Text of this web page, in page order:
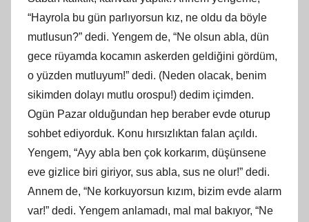
“Hayrola bu gün parlıyorsun kız, ne oldu da böyle
mutlusun?” dedi. Yengem de, “Ne olsun abla, dün
gece rüyamda kocamın askerden geldiğini gördüm,
o yüzden mutluyum!” dedi. (Neden olacak, benim
sikimden dolayı mutlu orospu!) dedim içimden.
Ogün Pazar olduğundan hep beraber evde oturup
sohbet ediyorduk. Konu hırsızlıktan falan açıldı.
Yengem, “Ayy abla ben çok korkarım, düşünsene
eve gizlice biri giriyor, sus abla, sus ne olur!” dedi.
Annem de, “Ne korkuyorsun kızım, bizim evde alarm
var!” dedi. Yengem anlamadı, mal mal bakıyor, “Ne